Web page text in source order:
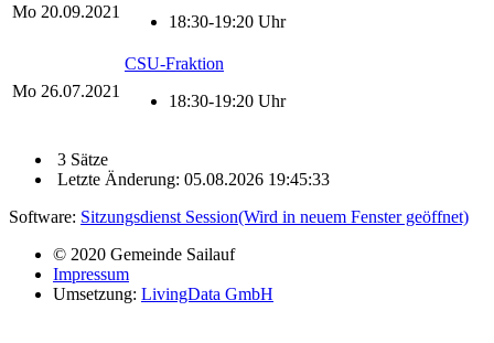
Mo 20.09.2021
18:30-19:20 Uhr
Mo 26.07.2021
CSU-Fraktion
18:30-19:20 Uhr
3 Sätze
Letzte Änderung: 05.08.2026 19:45:33
Software: Sitzungsdienst Session(Wird in neuem Fenster geöffnet)
© 2020 Gemeinde Sailauf
Impressum
Umsetzung: LivingData GmbH